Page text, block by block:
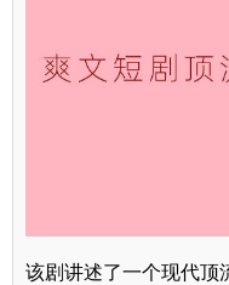
该剧讲述了一个现代顶